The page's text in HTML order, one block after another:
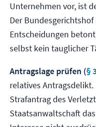
Unternehmen vor, ist
Der
Entscheidungen
selbst kein tauglicher
Antragslage prüfen (§
relatives
Strafantrag des
Staatsanwaltschaft